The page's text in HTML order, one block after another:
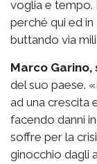
voglia e tempo.
perché qui ed
buttando via
Marco Garino,
del suo paese.
ad una crescita
facendo danni
soffre per la
ginocchio dagli